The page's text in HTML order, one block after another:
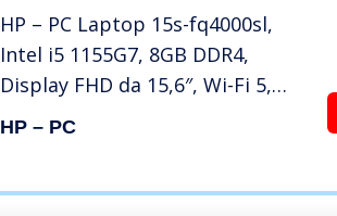
HP – PC Laptop 15s-fq4000sl,
Intel i5 1155G7, 8GB DDR4,
Display FHD da 15,6″, Wi-Fi 5,
Bluetooth 5.0, SSD NVMe PCIe
HP – PC